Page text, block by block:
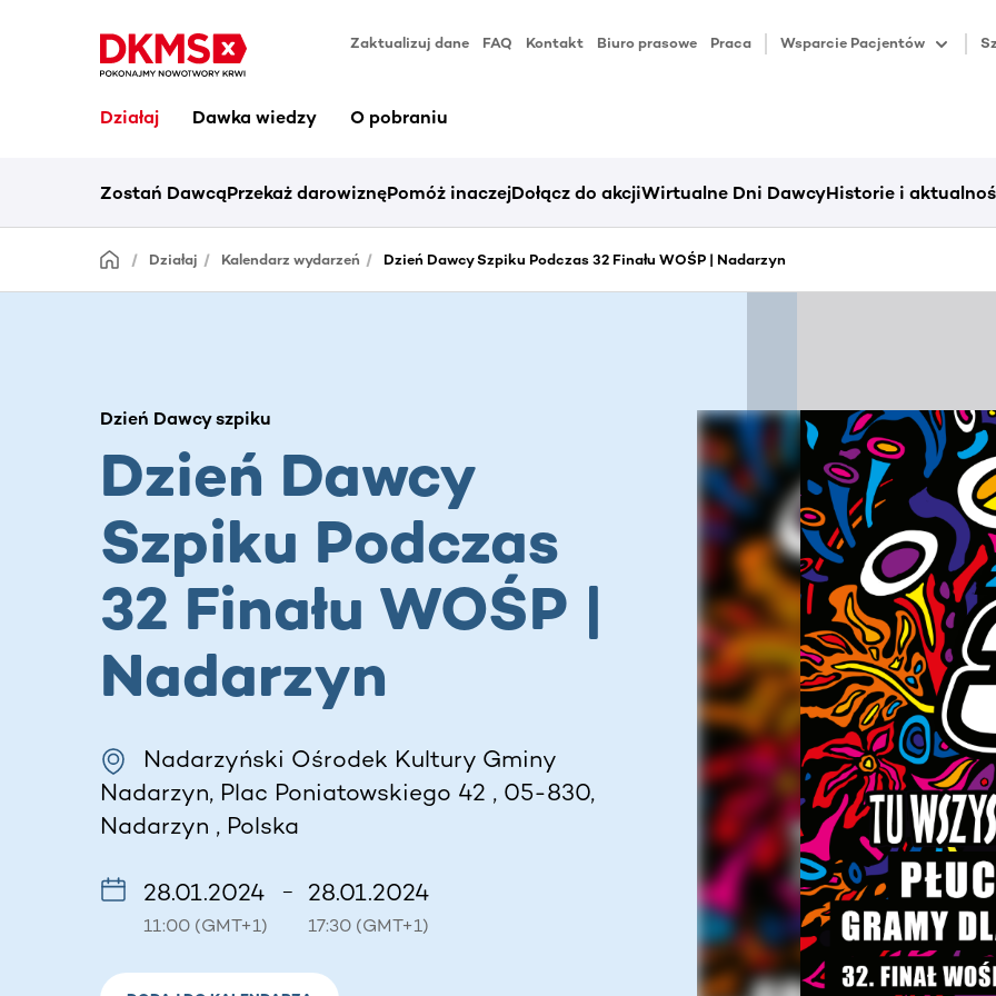
Zaktualizuj dane FAQ Kontakt Biuro prasowe Praca Wsparcie Pacjentów
Działaj Dawka wiedzy O pobraniu
Zostań DawcąPrzekaż darowiznęPomóż inaczejDołącz do akcjiWirtualne Dni DawcyHistorie i
Działaj Kalendarz wydarzeń Dzień Dawcy Szpiku Podczas 32 Finału WOŚP | Nadarzyn
Dzień Dawcy szpiku
Dzień Dawcy
Szpiku Podczas
32 Finału WOŚP |
Nadarzyn
Nadarzyński Ośrodek Kultury Gminy
Nadarzyn, Plac Poniatowskiego 42 , 05-830,
Nadarzyn , Polska
28.01.2024
11:00 (GMT+1)
– 28.01.2024
17:30 (GMT+1)